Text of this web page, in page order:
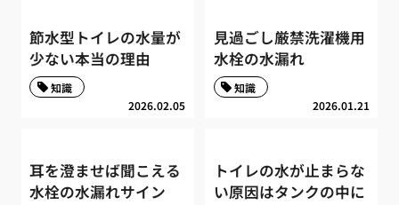
節水型トイレの水量が
少ない本当の理由
2026.02.05
知識
見過ごし厳禁洗濯機用
水栓の水漏れ
2026.01.21
知識
耳を澄ませば聞こえる
水栓の水漏れサイン
トイレの水が止まらな
い原因はタンクの中に